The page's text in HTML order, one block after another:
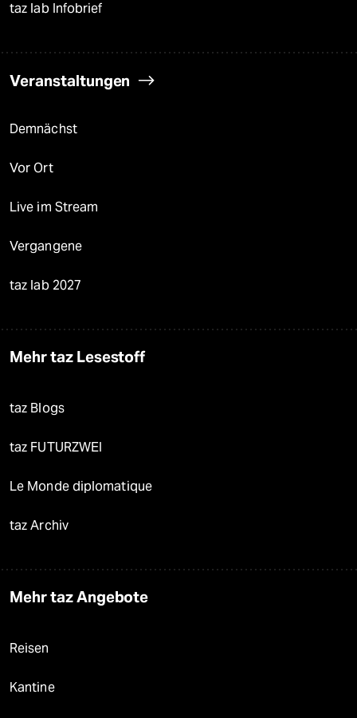
taz lab Infobrief
Veranstaltungen
Demnächst
Vor Ort
Live im Stream
Vergangene
taz lab 2027
Mehr taz Lesestoff
taz Blogs
taz FUTURZWEI
Le Monde diplomatique
taz Archiv
Mehr taz Angebote
Reisen
Kantine